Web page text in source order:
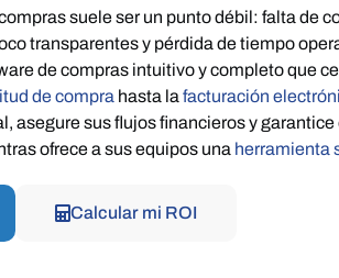
a proveedores
liquidaciones y estados de pago
suele ser un punto débil: falta de
transparentes y pérdida de tiempo
de compras intuitivo y completo que
de compra hasta la facturación
asegure sus flujos financieros y
ofrece a sus equipos una herramienta
Calcular mi ROI